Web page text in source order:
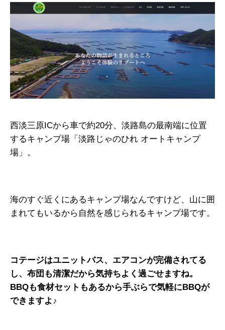
西淡三原ICから車で約20分、淡路島の最南端に位置
するキャンプ場「淡路じゃのひれ オートキャンプ
場」。
海のすぐ近くにあるキャンプ場なんですけど、山に囲
まれてもいるから自然を感じられるキャンプ場です。
コテージはユニットバス、エアコンが完備されてる
し、布団も清潔だから気持ちよく過ごせますね。
BBQも食材セットもあるから手ぶらで気軽にBBQが
できますよ♪